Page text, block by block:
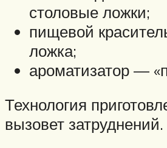
столовые ложки;
пищевой
ложка;
ароматизатор —
Технология
вызовет затруднений.